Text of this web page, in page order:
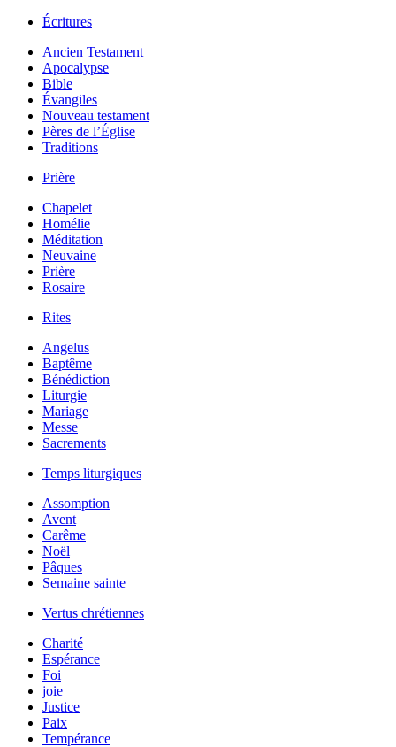
Écritures
Ancien Testament
Apocalypse
Bible
Évangiles
Nouveau testament
Pères de l’Église
Traditions
Prière
Chapelet
Homélie
Méditation
Neuvaine
Prière
Rosaire
Rites
Angelus
Baptême
Bénédiction
Liturgie
Mariage
Messe
Sacrements
Temps liturgiques
Assomption
Avent
Carême
Noël
Pâques
Semaine sainte
Vertus chrétiennes
Charité
Espérance
Foi
joie
Justice
Paix
Tempérance